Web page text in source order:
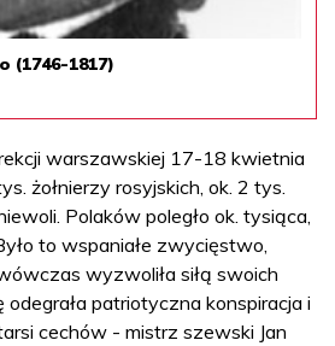
(1746-1817)
warszawskiej 17-18 kwietnia
żołnierzy rosyjskich, ok. 2 tys.
Polaków poległo ok. tysiąca,
to wspaniałe zwycięstwo,
wyzwoliła siłą swoich
patriotyczna konspiracja i
cechów - mistrz szewski Jan